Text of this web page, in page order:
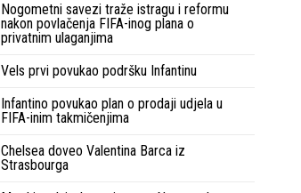
Nogometni savezi traže istragu i reformu
nakon povlačenja FIFA-inog plana o
privatnim ulaganjima
Vels prvi povukao podršku Infantinu
Infantino povukao plan o prodaji udjela u
FIFA-inim takmičenjima
Chelsea doveo Valentina Barca iz
Strasbourga